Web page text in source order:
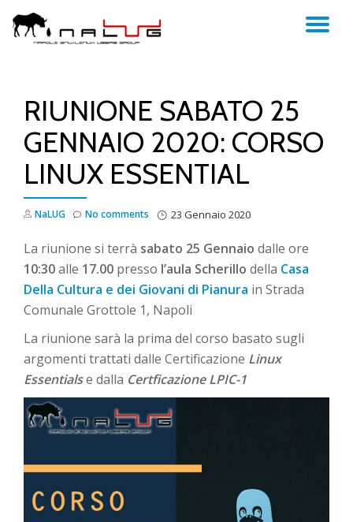
Skip
RIUNIONE SABATO 25
GENNAIO 2020: CORSO
LINUX ESSENTIAL
NaLUG 23 Gennaio 2020
No comments
La riunione si terrà sabato 25 Gennaio dalle ore
10:30alle 17.00 presso l’aula Scherillo della Casa
Della Cultura e dei Giovani di Pianura in Strada
Comunale Grottole 1, Napoli
La riunione sarà la prima del corso basato sugli
argomenti trattati dalle Certificazione Linux
Essentialse dalla Certficazione LPIC-1